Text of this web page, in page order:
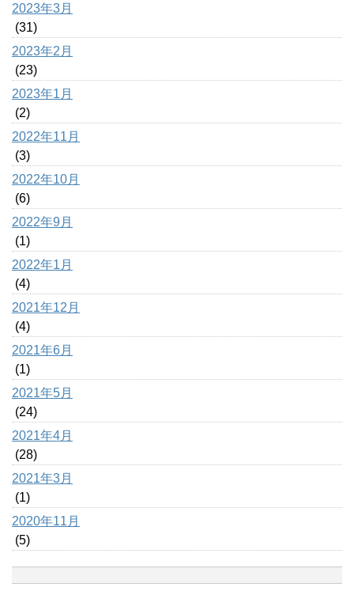
2023年3月
(31)
2023年2月
(23)
2023年1月
(2)
2022年11月
(3)
2022年10月
(6)
2022年9月
(1)
2022年1月
(4)
2021年12月
(4)
2021年6月
(1)
2021年5月
(24)
2021年4月
(28)
2021年3月
(1)
2020年11月
(5)